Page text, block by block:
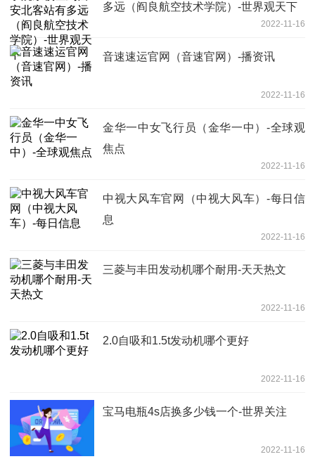
多远（阎良航空技术学院）-世界观天下
2022-11-16
音速速运官网（音速官网）-播资讯
2022-11-16
金华一中女飞行员（金华一中）-全球观
焦点
2022-11-16
中视大风车官网（中视大风车）-每日信
息
2022-11-16
三菱与丰田发动机哪个耐用-天天热文
2022-11-16
2.0自吸和1.5t发动机哪个更好
2022-11-16
宝马电瓶4s店换多少钱一个-世界关注
2022-11-16